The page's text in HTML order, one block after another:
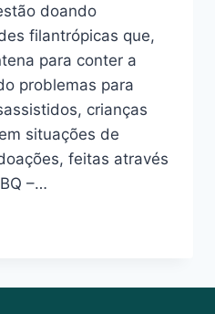
doando
filantrópicas que,
para conter a
problemas para
crianças
situações de
feitas através
–…